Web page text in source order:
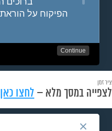
ציר זמן
לצפייה במסך מלא – לחצו כאן